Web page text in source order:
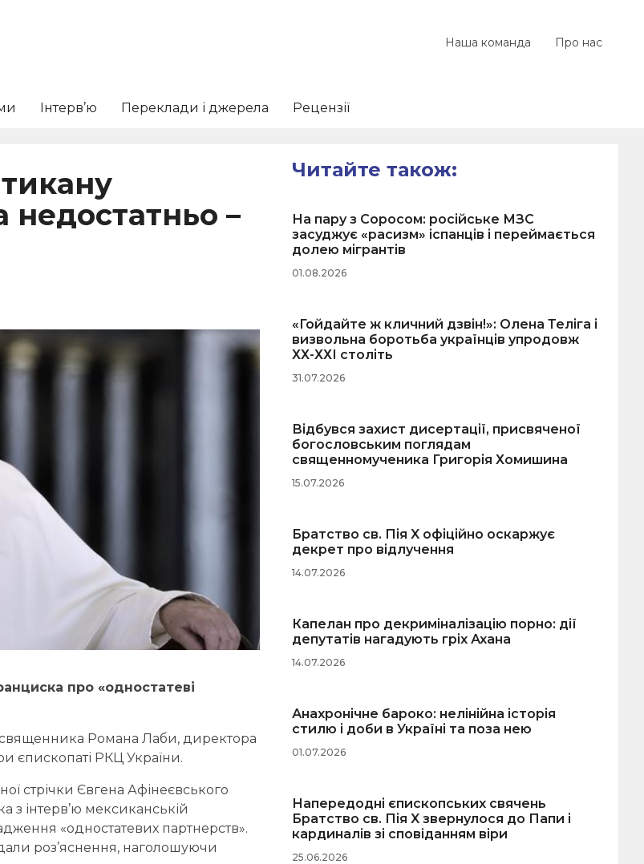
Наша команда Про нас
Інтерв’ю Переклади і джерела Рецензії
недостатньо –
про «одностатеві
Романа Лаби, директора
єпископаті РКЦ України.
стрічки Євгена Афінеєвського
інтерв’ю мексиканській
«одностатевих партнерств».
роз’яснення, наголошуючи
Читайте також:
На пару з Соросом: російське МЗС
засуджує «расизм» іспанців і переймається
долею мігрантів
01.08.2026
«Гойдайте ж кличний дзвін!»: Олена Теліга і
визвольна боротьба українців упродовж
ХХ-ХХІ століть
31.07.2026
Відбувся захист дисертації, присвяченої
богословським поглядам
священномученика Григорія Хомишина
15.07.2026
Братство св. Пія X офіційно оскаржує
декрет про відлучення
14.07.2026
Капелан про декриміналізацію порно: дії
депутатів нагадують гріх Ахана
14.07.2026
Анахронічне бароко: нелінійна історія
стилю і доби в Україні та поза нею
01.07.2026
Напередодні єпископських свячень
Братство св. Пія X звернулося до Папи і
кардиналів зі сповіданням віри
25.06.2026